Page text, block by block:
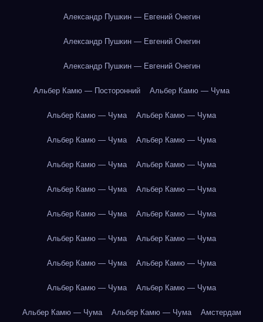
Александр Пушкин — Евгений Онегин
Александр Пушкин — Евгений Онегин
Александр Пушкин — Евгений Онегин
Альбер Камю — Посторонний Альбер Камю — Чума
Альбер Камю — Чума Альбер Камю — Чума
Альбер Камю — Чума Альбер Камю — Чума
Альбер Камю — Чума Альбер Камю — Чума
Альбер Камю — Чума Альбер Камю — Чума
Альбер Камю — Чума Альбер Камю — Чума
Альбер Камю — Чума Альбер Камю — Чума
Альбер Камю — Чума Альбер Камю — Чума
Альбер Камю — Чума Альбер Камю — Чума
Альбер Камю — Чума Альбер Камю — Чума Амстердам